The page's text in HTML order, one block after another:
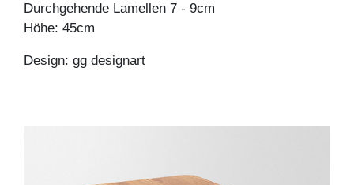
Durchgehende Lamellen 7 - 9cm
Höhe: 45cm
Design: gg designart